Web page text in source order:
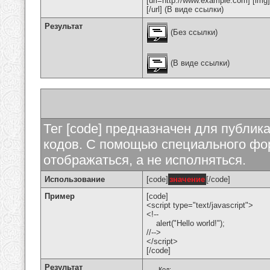
[/url] (В виде ссылки)
Результат
(Без ссылки)
(В виде ссылки)
Тег [code] предназначен для
кодов. С помощью специального
отображаться, а не исполняться.
Использование [code] значение [/code]
Пример
[code]
<script type="text/javascript">
<!--
alert("Hello world!");
//-->
</script>
[/code]
Результат